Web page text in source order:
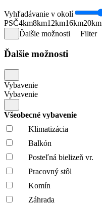
Vyhľadávanie v okolí
PSČ4km8km12km16km20km
Ďalšie možnosti
Filter
Ďalšie možnosti
Vybavenie
Vybavenie
Všeobecné vybavenie
Klimatizácia
Balkón
Posteľná bielizeň vr.
Pracovný stôl
Komín
Záhrada